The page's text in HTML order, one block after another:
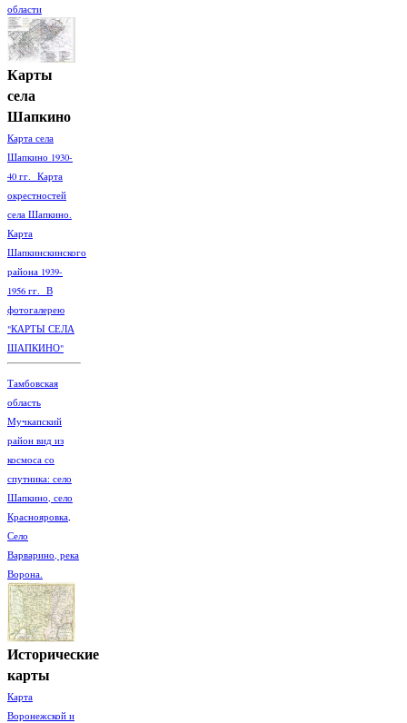
области
Карты
села
Шапкино
Карта села
Шапкино 1930-
40 гг. Карта
окрестностей
села Шапкино.
Карта
Шапкинскинского
района 1939-
1956 гг. В
фотогалерею
"КАРТЫ СЕЛА
ШАПКИНО"
Тамбовская
область
Мучкапский
район вид из
космоса со
спутника: село
Шапкино, село
Краснояровка,
Село
Варварино, река
Ворона.
Исторические
карты
Карта
Воронежской и